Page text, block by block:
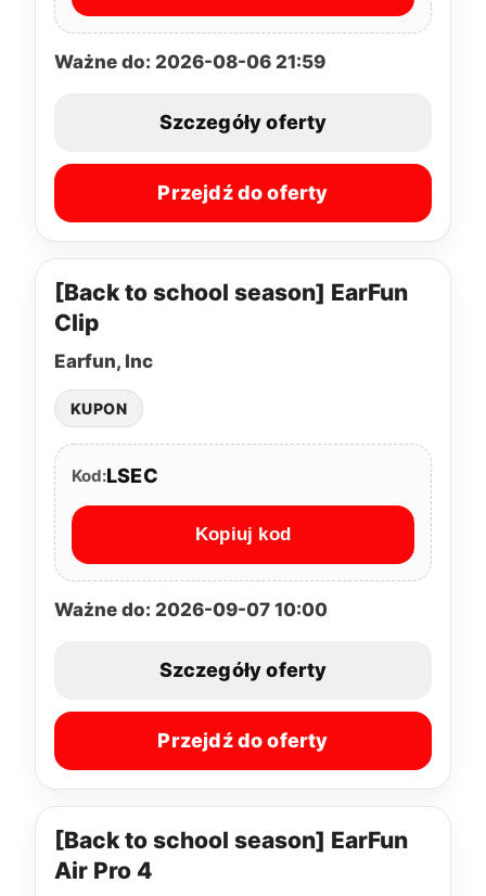
Ważne do: 2026-08-06 21:59
Szczegóły oferty
Przejdź do oferty
[Back to school season] EarFun
Clip
Earfun, Inc
KUPON
Kod:LSEC
Kopiuj kod
Ważne do: 2026-09-07 10:00
Szczegóły oferty
Przejdź do oferty
[Back to school season] EarFun
Air Pro 4